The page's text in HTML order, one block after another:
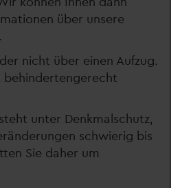
über unsere
nicht über einen Aufzug.
behindertengerecht
unter Denkmalschutz,
schwierig bis
Sie daher um